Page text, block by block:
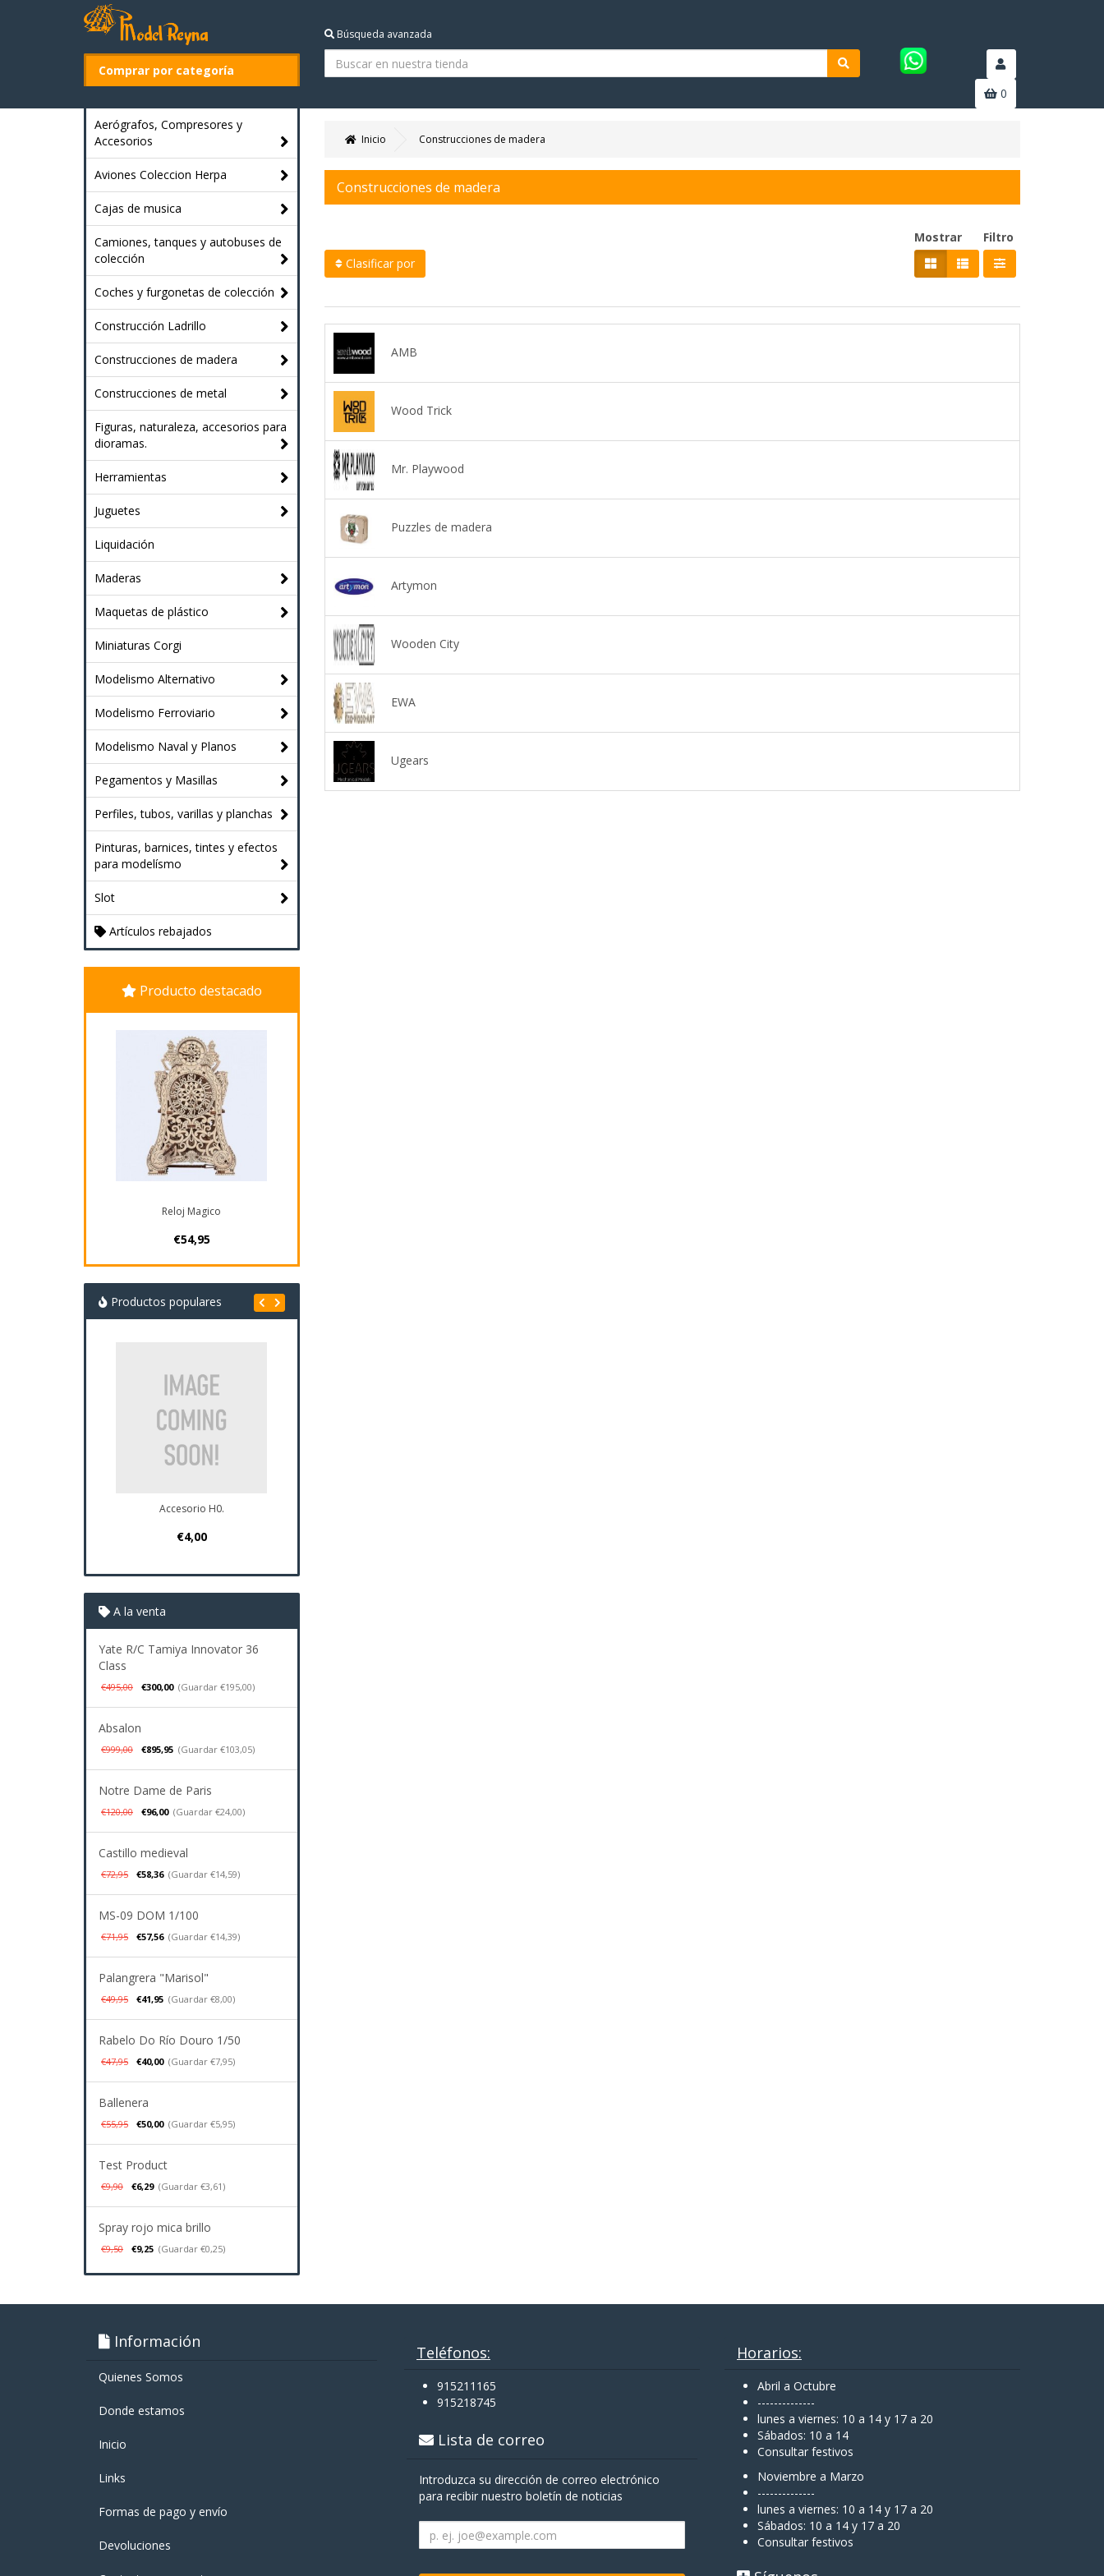
Comprar por categoría
Búsqueda avanzada
0
Aerógrafos, Compresores y
Accesorios
Aviones Coleccion Herpa
Cajas de musica
Camiones, tanques y autobuses de
colección
Coches y furgonetas de colección
Construcción Ladrillo
Construcciones de madera
Construcciones de metal
Figuras, naturaleza, accesorios para
dioramas.
Herramientas
Juguetes
Liquidación
Maderas
Maquetas de plástico
Miniaturas Corgi
Modelismo Alternativo
Modelismo Ferroviario
Modelismo Naval y Planos
Pegamentos y Masillas
Perfiles, tubos, varillas y planchas
Pinturas, barnices, tintes y efectos
para modelísmo
Slot
Artículos rebajados
Producto destacado
Reloj Magico
€54,95
Productos populares
Accesorio H0.
€4,00
A la venta
Yate R/C Tamiya Innovator 36
Class
€495,00 €300,00 (Guardar €195,00)
Absalon
€999,00 €895,95 (Guardar €103,05)
Notre Dame de Paris
€120,00 €96,00 (Guardar €24,00)
Castillo medieval
€72,95 €58,36 (Guardar €14,59)
MS-09 DOM 1/100
€71,95 €57,56 (Guardar €14,39)
Palangrera "Marisol"
€49,95 €41,95 (Guardar €8,00)
Rabelo Do Río Douro 1/50
€47,95 €40,00 (Guardar €7,95)
Ballenera
€55,95 €50,00 (Guardar €5,95)
Test Product
€9,90 €6,29 (Guardar €3,61)
Spray rojo mica brillo
€9,50 €9,25 (Guardar €0,25)
Inicio Construcciones de madera
Construcciones de madera
Clasificar por
Filtro
Mostrar
AMB
Wood Trick
Mr. Playwood
Puzzles de madera
Artymon
Wooden City
EWA
Ugears
Información
Quienes Somos
Donde estamos
Inicio
Links
Formas de pago y enví­o
Devoluciones
Teléfonos:
915211165
915218745
Lista de correo
Introduzca su dirección de correo electrónico
para recibir nuestro boletín de noticias
Horarios:
Abril a Octubre
--------------
lunes a viernes: 10 a 14 y 17 a 20
Sábados: 10 a 14
Consultar festivos
Noviembre a Marzo
--------------
lunes a viernes: 10 a 14 y 17 a 20
Sábados: 10 a 14 y 17 a 20
Consultar festivos